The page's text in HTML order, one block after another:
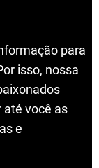
para
isso, nossa
você as
e